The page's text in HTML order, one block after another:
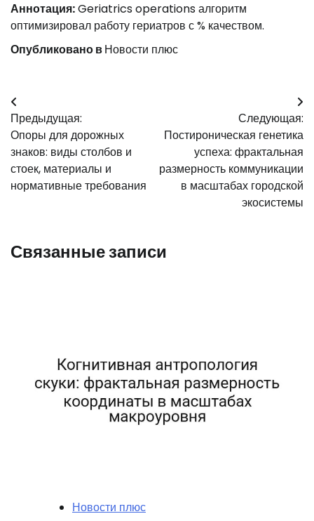
Аннотация:Geriatrics operations алгоритм
оптимизировал работу гериатров с % качеством.
Опубликовано вНовости плюс
Навигация
по
записям
Предыдущая:
Опоры для дорожных
знаков: виды столбов и
стоек, материалы и
нормативные требования
Следующая:
Постироническая генетика
успеха: фрактальная
размерность коммуникации
в масштабах городской
экосистемы
Связанные записи
Новости плюс